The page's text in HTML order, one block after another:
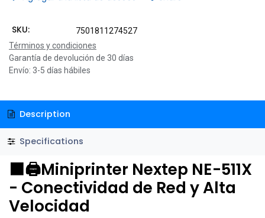
SKU:
7501811274527
Términos y condiciones
Garantía de devolución de 30 días
Envío: 3-5 días hábiles
Description
Specifications
⬛🖨️Miniprinter Nextep NE-511X
- Conectividad de Red y Alta
Velocidad